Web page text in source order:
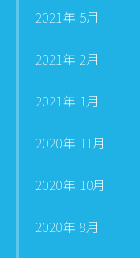
2021年 5月
2021年 2月
2021年 1月
2020年 11月
2020年 10月
2020年 8月